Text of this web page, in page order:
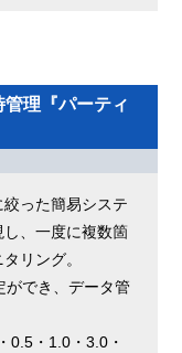
理『パーティ
った簡易システ
、一度に複数箇
リング。
ができ、データ管
0.5・1.0・3.0・